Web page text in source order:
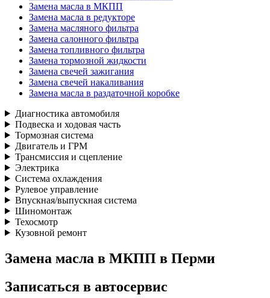
Замена масла в МКПП
Замена масла в редукторе
Замена масляного фильтра
Замена салонного фильтра
Замена топливного фильтра
Замена тормозной жидкости
Замена свечей зажигания
Замена свечей накаливания
Замена масла в раздаточной коробке
Диагностика автомобиля
Подвеска и ходовая часть
Тормозная система
Двигатель и ГРМ
Трансмиссия и сцепление
Электрика
Система охлаждения
Рулевое управление
Впускная/выпускная система
Шиномонтаж
Техосмотр
Кузовной ремонт
Замена масла в МКПП в Перми
Записаться в автосервис